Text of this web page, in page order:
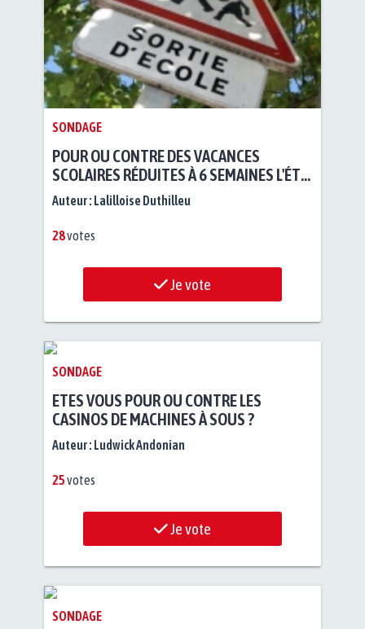
SONDAGE
POUR OU CONTRE DES VACANCES
SCOLAIRES RÉDUITES À 6 SEMAINES L'ÉTÉ
?
Auteur : Lalilloise Duthilleu
28votes
Je vote
SONDAGE
ETES VOUS POUR OU CONTRE LES
CASINOS DE MACHINES À SOUS ?
Auteur : Ludwick Andonian
25votes
Je vote
SONDAGE